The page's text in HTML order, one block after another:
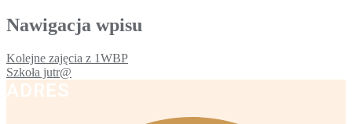
Nawigacja wpisu
Kolejne zajęcia z 1WBP
Szkoła jutr@
ADRES